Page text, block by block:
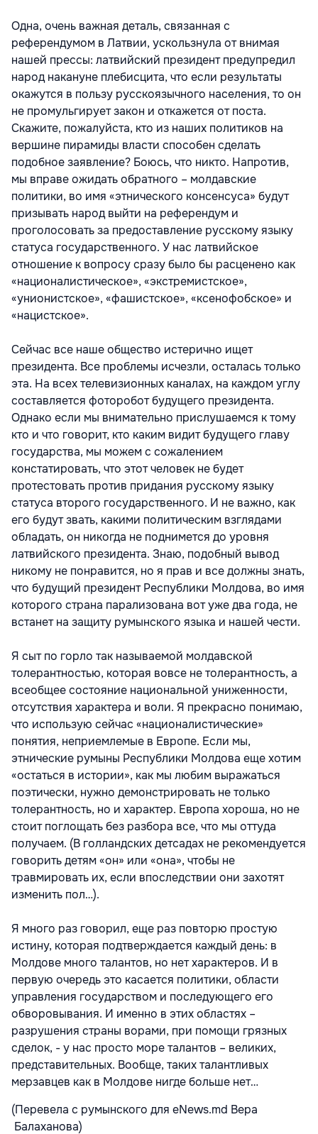
Одна, очень важная деталь, связанная с
референдумом в Латвии, ускользнула от внимая
нашей прессы: латвийский президент предупредил
народ накануне плебисцита, что если результаты
окажутся в пользу русскоязычного населения, то он
не промульгирует закон и откажется от поста.
Скажите, пожалуйста, кто из наших политиков на
вершине пирамиды власти способен сделать
подобное заявление? Боюсь, что никто. Напротив,
мы вправе ожидать обратного – молдавские
политики, во имя «этнического консенсуса» будут
призывать народ выйти на референдум и
проголосовать за предоставление русскому языку
статуса государственного. У нас латвийское
отношение к вопросу сразу было бы расценено как
«националистическое», «экстремистское»,
«унионистское», «фашистское», «ксенофобское» и
«нацистское».
Сейчас все наше общество истерично ищет
президента. Все проблемы исчезли, осталась только
эта. На всех телевизионных каналах, на каждом углу
составляется фоторобот будущего президента.
Однако если мы внимательно прислушаемся к тому
кто и что говорит, кто каким видит будущего главу
государства, мы можем с сожалением
констатировать, что этот человек не будет
протестовать против придания русскому языку
статуса второго государственного. И не важно, как
его будут звать, какими политическим взглядами
обладать, он никогда не поднимется до уровня
латвийского президента. Знаю, подобный вывод
никому не понравится, но я прав и все должны знать,
что будущий президент Республики Молдова, во имя
которого страна парализована вот уже два года, не
встанет на защиту румынского языка и нашей чести.
Я сыт по горло так называемой молдавской
толерантностью, которая вовсе не толерантность, а
всеобщее состояние национальной униженности,
отсутствия характера и воли. Я прекрасно понимаю,
что использую сейчас «националистические»
понятия, неприемлемые в Европе. Если мы,
этнические румыны Республики Молдова еще хотим
«остаться в истории», как мы любим выражаться
поэтически, нужно демонстрировать не только
толерантность, но и характер. Европа хороша, но не
стоит поглощать без разбора все, что мы оттуда
получаем. (В голландских детсадах не рекомендуется
говорить детям «он» или «она», чтобы не
травмировать их, если впоследствии они захотят
изменить пол…).
Я много раз говорил, еще раз повторю простую
истину, которая подтверждается каждый день: в
Молдове много талантов, но нет характеров. И в
первую очередь это касается политики, области
управления государством и последующего его
обворовывания. И именно в этих областях –
разрушения страны ворами, при помощи грязных
сделок, - у нас просто море талантов – великих,
представительных. Вообще, таких талантливых
мерзавцев как в Молдове нигде больше нет…
(Перевела с румынского для eNews.md Вера
Балаханова)